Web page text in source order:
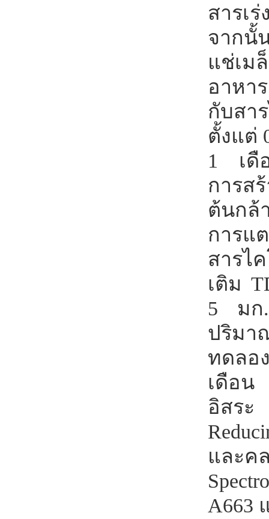
สารเ
จากนั้
แช่เม
อาหา
กับสา
ตั้งแต่
1 เดื
การส
ต้นกล้
การแ
สารไ
เติม
5 มก
ปริมา
ทดลอ
เดือน
อิสระ
และ
A663